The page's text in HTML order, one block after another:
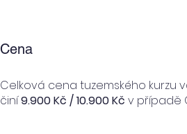
Cena
Celková cena tuzemského kurzu
činí9.900 Kč / 10.900 Kč v případě